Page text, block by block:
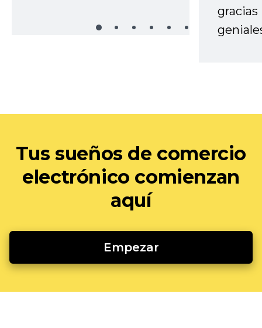
gracias
Tus sueños de comercio
electrónico comienzan
aquí
Empezar